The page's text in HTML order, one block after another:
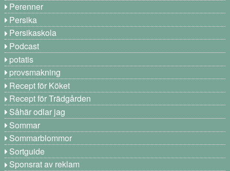
Perenner
Persika
Persikaskola
Podcast
potatis
provsmakning
Recept för Köket
Recept för Trädgården
Såhär odlar jag
Sommar
Sommarblommor
Sortguide
Sponsrat av reklam